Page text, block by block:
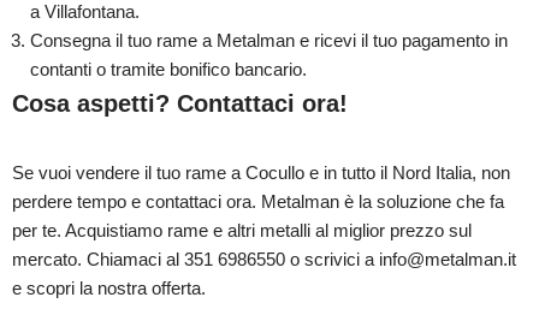
a Villafontana.
Consegna il tuo rame a Metalman e ricevi il tuo pagamento in
contanti o tramite bonifico bancario.
Cosa aspetti? Contattaci ora!
Se vuoi vendere il tuo rame a Cocullo e in tutto il Nord Italia, non
perdere tempo e contattaci ora. Metalman è la soluzione che fa
per te. Acquistiamo rame e altri metalli al miglior prezzo sul
mercato. Chiamaci al 351 6986550 o scrivici a info@metalman.it
e scopri la nostra offerta.